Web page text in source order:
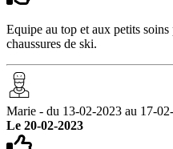
Equipe au top et aux petits
chaussures de ski.
Marie - du 13-02-2023 au 17-
Le 20-02-2023